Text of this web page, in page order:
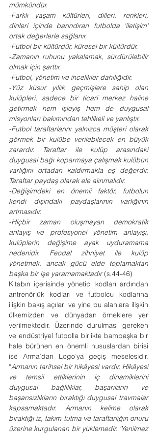
mümkündür.
-Farklı yaşam kültürleri, dilleri, renkleri,
dinleri içinde barındıran futbolda ‘iletişim’
ortak değerlerle sağlanır.
-Futbol bir kültürdür, küresel bir kültürdür.
-Zamanın ruhunu yakalamak, sürdürülebilir
olmak için şarttır.
-Futbol, yönetim ve incelikler dahiliğidir.
-Yüz küsur yıllık geçmişlere sahip olan
kulüpleri, sadece bir ticari merkez haline
getirmek hem işleyiş hem de duygusal
misyonları bakımından tehlikeli ve yanlıştır.
-Futbol taraftarlarını yalnızca müşteri olarak
görmek bir kulübe verilebilecek en büyük
zarardır. Taraftar ile kulüp arasındaki
duygusal bağı koparmaya çalışmak kulübün
varlığını ortadan kaldırmakla eş değerdir.
Taraftar paydaş olarak ele alınmalıdır.
-Değişimdeki en önemli faktör, futbolun
kendi dışındaki paydaşlarının varlığının
artmasıdır.
-Hiçbir zaman oluşmayan demokratik
anlayış ve profesyonel yönetim anlayışı,
kulüplerin değişime ayak uyduramama
nedenidir. Feodal zihniyet ile kulüp
yönetmek, ancak gücü elde toplamaktan
başka bir işe yaramamaktadır (s.44-46)
Kitabın içerisinde yönetici kodları ardından
antrenörlük kodları ve futbolcu kodlarına
ilişkin bakış açıları ve yine bu alanlara ilişkin
ülkemizden ve dünyadan örneklere yer
verilmektedir. Üzerinde durulması gereken
ve endüstriyel futbolla birlikte bambaşka bir
hale bürünen en önemli hususlardan birisi
ise Arma’dan Logo’ya geçiş meselesidir.
“Armanın tarihsel bir hikâyesi vardır. Hikâyesi
ve temsil ettiklerinin iç dinamiklerini
duygusal bağlılıklar, başarıların ve
başarısızlıkların bıraktığı duygusal travmalar
kapsamaktadır. Armanın kelime olarak
bıraktığı iz, takım tutma ve taraftarlığın onuru
üzerine kurgulanan bir yüklemedir. ‘Yenilmez